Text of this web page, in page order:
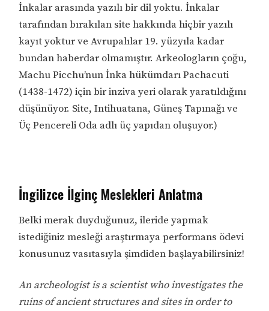
İnkalar arasında yazılı bir dil yoktu. İnkalar
tarafından bırakılan site hakkında hiçbir yazılı
kayıt yoktur ve Avrupalılar 19. yüzyıla kadar
bundan haberdar olmamıştır. Arkeologların çoğu,
Machu Picchu’nun İnka hükümdarı Pachacuti
(1438-1472) için bir inziva yeri olarak yaratıldığını
düşünüyor. Site, Intihuatana, Güneş Tapınağı ve
Üç Pencereli Oda adlı üç yapıdan oluşuyor.)
İngilizce İlginç Meslekleri Anlatma
Belki merak duyduğunuz, ileride yapmak
istediğiniz mesleği araştırmaya performans ödevi
konusunuz vasıtasıyla şimdiden başlayabilirsiniz!
An archeologist is a scientist who investigates the
ruins of ancient structures and sites in order to